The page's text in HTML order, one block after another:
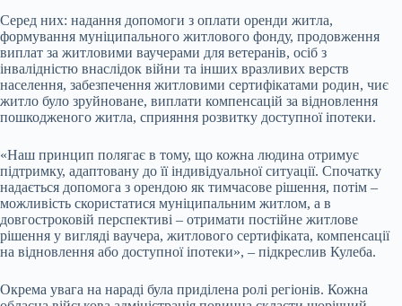
Серед них: надання допомоги з оплати оренди житла,
формування муніципального житлового фонду, продовження
виплат за житловими ваучерами для ветеранів, осіб з
інвалідністю внаслідок війни та інших вразливих верств
населення, забезпечення житловими сертифікатами родин, чиє
житло було зруйноване, виплати компенсацій за відновлення
пошкодженого житла, сприяння розвитку доступної іпотеки.
«Наш принцип полягає в тому, що кожна людина отримує
підтримку, адаптовану до її індивідуальної ситуації. Спочатку
надається допомога з орендою як тимчасове рішення, потім –
можливість скористатися муніципальним житлом, а в
довгостроковій перспективі – отримати постійне житлове
рішення у вигляді ваучера, житлового сертифіката, компенсації
на відновлення або доступної іпотеки», – підкреслив Кулеба.
Окрема увага на нараді була приділена ролі регіонів. Кожна